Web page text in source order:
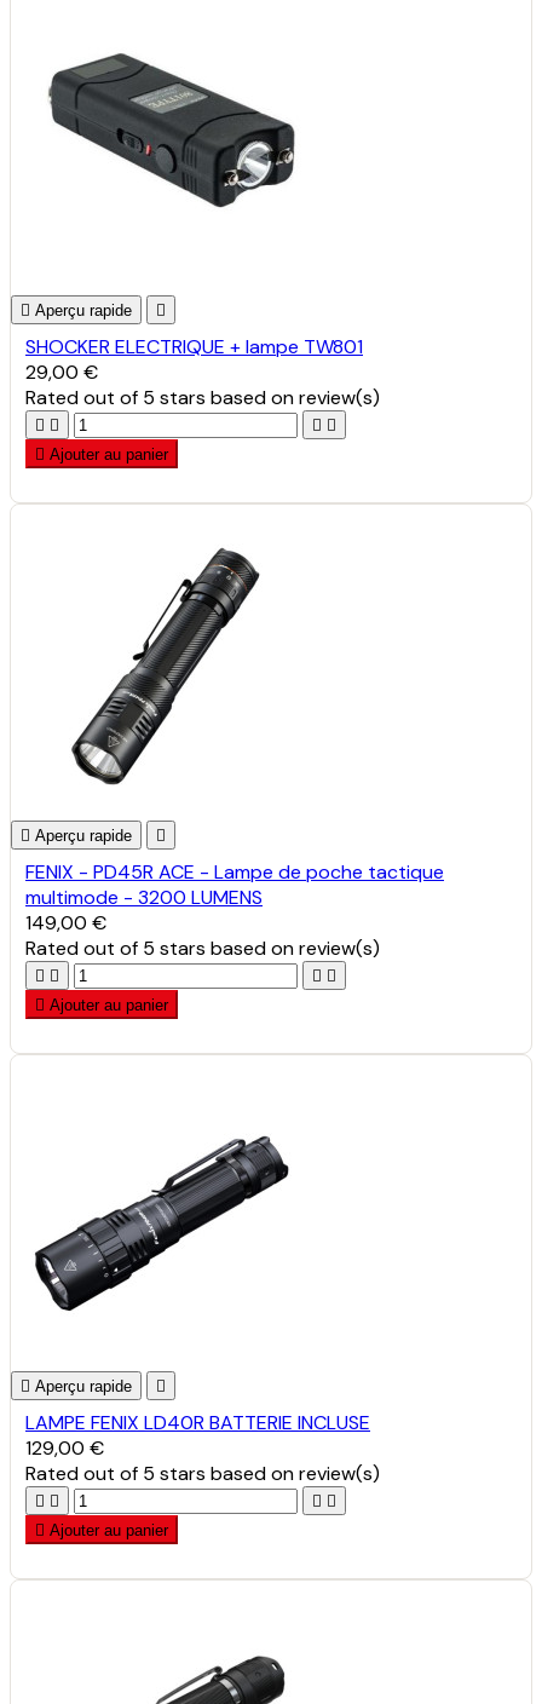
 Aperçu rapide 
SHOCKER ELECTRIQUE + lampe TW801
29,00 €
Ratedout of 5 stars based onreview(s)
   
 Ajouter au panier
 Aperçu rapide 
FENIX - PD45R ACE - Lampe de poche tactique
multimode - 3200 LUMENS
149,00 €
Ratedout of 5 stars based onreview(s)
   
 Ajouter au panier
 Aperçu rapide 
LAMPE FENIX LD40R BATTERIE INCLUSE
129,00 €
Ratedout of 5 stars based onreview(s)
   
 Ajouter au panier